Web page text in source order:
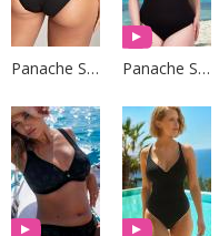
Panache Swim Panache Swim